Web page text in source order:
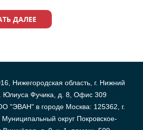
ДАЛЕЕ
Нижегородская область, г. Нижний
Юлиуса Фучика, д. 8, Офис 309
"ЭВАН" в городе Москва: 125362, г.
Муниципальный округ Покровское-